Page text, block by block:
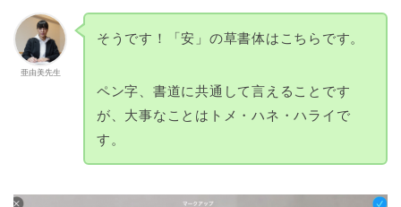
亜由美先生
そうです！「安」の草書体はこちらです。
ペン字、書道に共通して言えることです
が、大事なことはトメ・ハネ・ハライで
す。